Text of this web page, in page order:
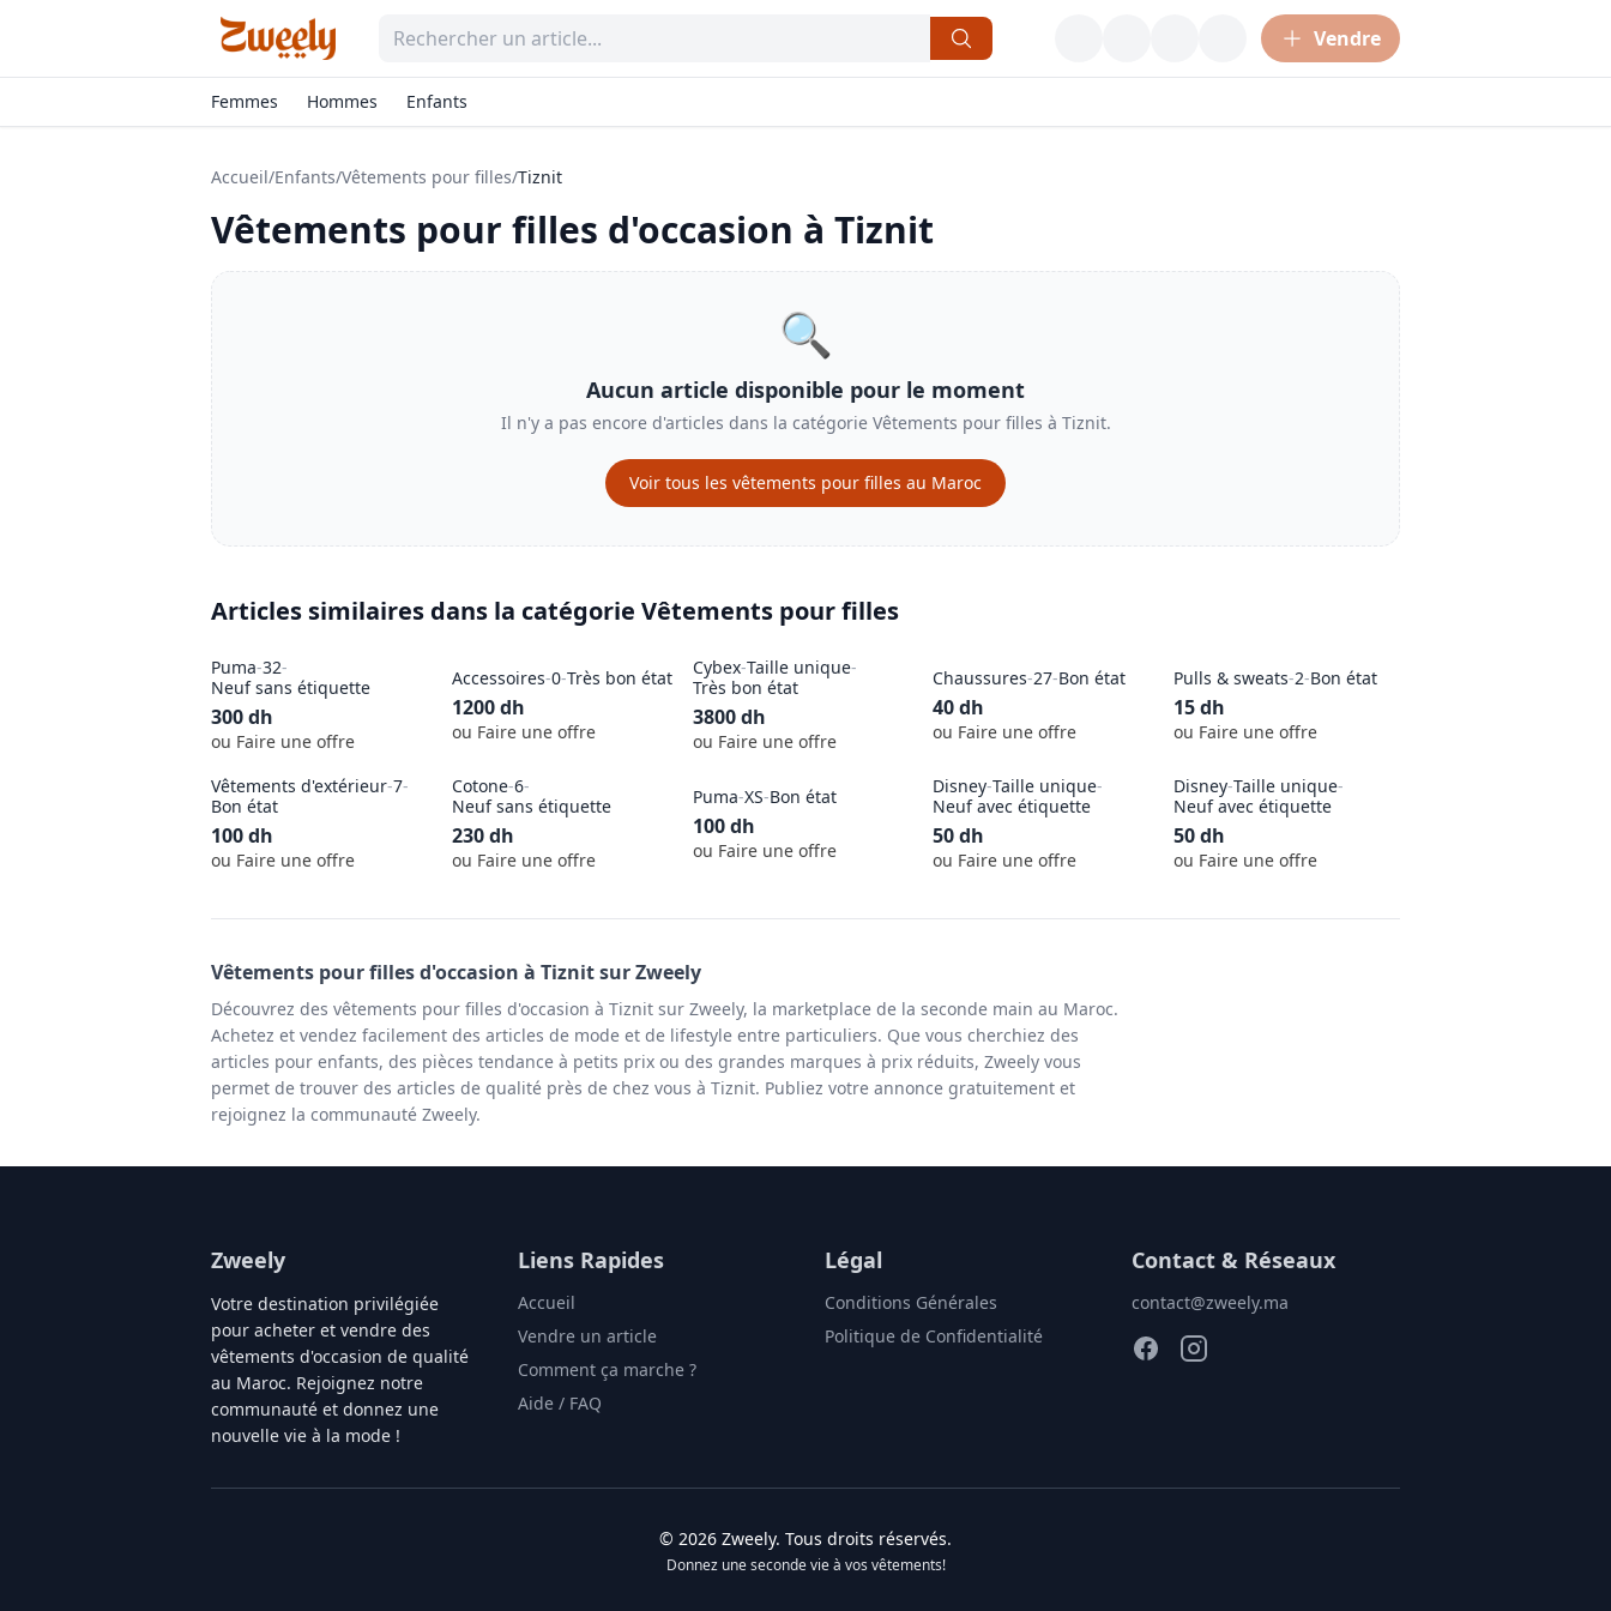
Vendre
Femmes Hommes Enfants
Accueil/Enfants/Vêtements pour filles/Tiznit
Vêtements pour filles d'occasion à Tiznit
🔍
Aucun article disponible pour le moment
Il n'y a pas encore d'articles dans la catégorie Vêtements pour filles à Tiznit.
Voir tous les vêtements pour filles au Maroc
Articles similaires dans la catégorie Vêtements pour filles
Puma-32-
Neuf sans étiquette
300dh
ou Faire une offre
Accessoires-0-Très bon état
1200dh
ou Faire une offre
Cybex-Taille unique-
Très bon état
3800dh
ou Faire une offre
Chaussures-27-Bon état
40dh
ou Faire une offre
Pulls & sweats-2-Bon état
15dh
ou Faire une offre
Vêtements d'extérieur-7-
Bon état
100dh
ou Faire une offre
Cotone-6-
Neuf sans étiquette
230dh
ou Faire une offre
Puma-XS-Bon état
100dh
ou Faire une offre
Disney-Taille unique-
Neuf avec étiquette
50dh
ou Faire une offre
Disney-Taille unique-
Neuf avec étiquette
50dh
ou Faire une offre
Vêtements pour fillesd'occasion à Tiznitsur Zweely
Découvrez des vêtements pour filles d'occasion à Tiznit sur Zweely, la marketplace de la seconde main au Maroc.
Achetez et vendez facilement des articles de mode et de lifestyle entre particuliers. Que vous cherchiez des
articles pour enfants, des pièces tendance à petits prix ou des grandes marques à prix réduits, Zweely vous
permet de trouver des articles de qualité près de chez vous à Tiznit. Publiez votre annonce gratuitement et
rejoignez la communauté Zweely.
Zweely
Votre destination privilégiée
pour acheter et vendre des
vêtements d'occasion de qualité
au Maroc. Rejoignez notre
communauté et donnez une
nouvelle vie à la mode !
Liens Rapides
Accueil
Vendre un article
Comment ça marche ?
Aide / FAQ
Légal
Conditions Générales
Politique de Confidentialité
Contact & Réseaux
contact@zweely.ma
© 2026 Zweely. Tous droits réservés.
Donnez une seconde vie à vos vêtements!